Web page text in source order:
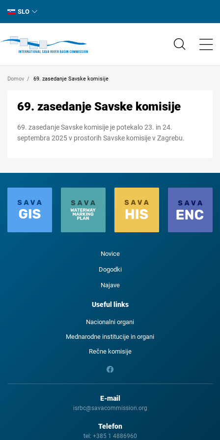
SLO
Domov 69. zasedanje Savske komisije
69. zasedanje Savske komisije
69. zasedanje Savske komisije je potekalo 23. in 24.
septembra 2025 v prostorih Savske komisije v Zagrebu.
Novice
Dogodki
Najave
Useful links
Nacionalni organi
Mednarodne institucije in organi
Rečne komisije
E-mail
isrbc@savacommission.org
Telefon
tel: +385 1 4886960